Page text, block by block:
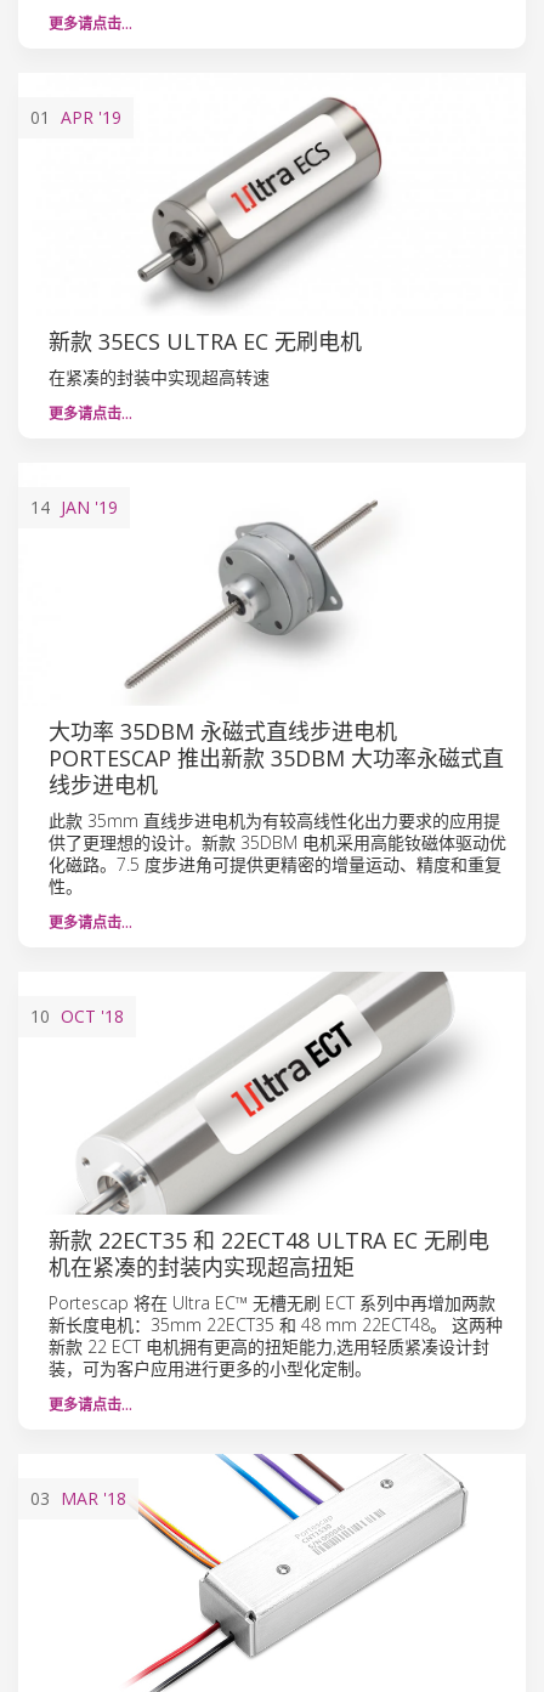
更多请点击…
01 APR '19
新款 35ECS ULTRA EC 无刷电机
在紧凑的封装中实现超高转速
更多请点击…
14 JAN '19
大功率 35DBM 永磁式直线步进电机
PORTESCAP 推出新款 35DBM 大功率永磁式直
线步进电机
此款 35mm 直线步进电机为有较高线性化出力要求的应用提
供了更理想的设计。新款 35DBM 电机采用高能钕磁体驱动优
化磁路。7.5 度步进角可提供更精密的增量运动、精度和重复
性。
更多请点击…
10 OCT '18
新款 22ECT35 和 22ECT48 ULTRA EC 无刷电
机在紧凑的封装内实现超高扭矩
Portescap 将在 Ultra EC™ 无槽无刷 ECT 系列中再增加两款
新长度电机：35mm 22ECT35 和 48 mm 22ECT48。 这两种
新款 22 ECT 电机拥有更高的扭矩能力,选用轻质紧凑设计封
装，可为客户应用进行更多的小型化定制。
更多请点击…
03 MAR '18